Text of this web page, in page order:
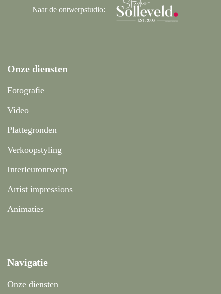
Naar de ontwerpstudio:
Onze diensten
Fotografie
Video
Plattegronden
Verkoopstyling
Interieurontwerp
Artist impressions
Animaties
Navigatie
Onze diensten